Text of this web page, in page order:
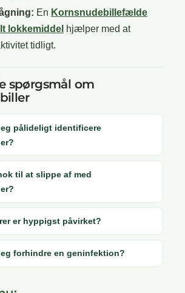
En Kornsnudebillefælde
lokkemiddel hjælper med at
tidligt.
spørgsmål om
pålideligt identificere
til at slippe af med
er hyppigst påvirket?
forhindre en geninfektion?